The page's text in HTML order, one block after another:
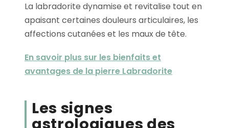
La labradorite dynamise et revitalise tout en
apaisant certaines douleurs articulaires, les
affections cutanées et les maux de tête.
En savoir plus sur les bienfaits et
avantages de la pierre Labradorite
Les signes
astrologiques des